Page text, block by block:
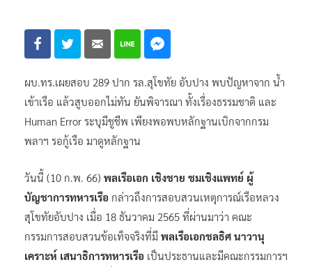
ผบ.ทร.เผยสอบ 289 ปาก รล.สุโขทัย อับปาง พบปัญหาจาก น้ำ
เข้าเรือ แล้วสูบออกไม่ทัน​ ยันพิจารณา ทั้งเรื่องธรรมชาติ​ และ
Human Error ระบุมีชูชีพ เพียงพอพบหลักฐานเบิกจากกรม
พลาฯ​ รอกู้เรือ มาดูหลักฐาน
วันนี้ (10 ก.พ. 66) พลเรือเอก เชิงชาย ชมเชิงแพทย์ ผู้
บัญชาการทหารเรือ กล่าวถึงการสอบสวนเหตุการณ์เรือหลวง
สุโขทัยอับปาง​ เมื่อ 18 ธันวาคม 2565 ที่ผ่านมาว่า คณะ
กรรมการสอบสวนข้อเท็จจริงที่มี พลเรือเอกชลธิศ นาวานุ
เคราะห์ เสนาธิการทหารเรือ เป็นประธานและมีคณะกรรมการฯ